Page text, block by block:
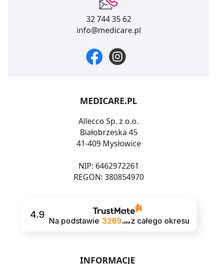
32 744 35 62
info@medicare.pl
MEDICARE.PL
Allecco Sp. z o.o.
Białobrzeska 45
41-409 Mysłowice
NIP: 6462972261
REGON: 380854970
4.9
Na podstawie 3269 opinii z całego okresu
INFORMACJE